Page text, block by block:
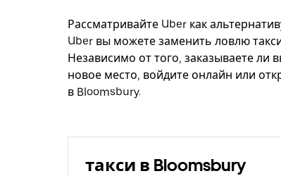
Рассматривайте Uber как
Uber вы можете заменить ловлю
Независимо от того, заказываете ли
новое место, войдите онлайн или
в Bloomsbury.
такси в Bloomsbury